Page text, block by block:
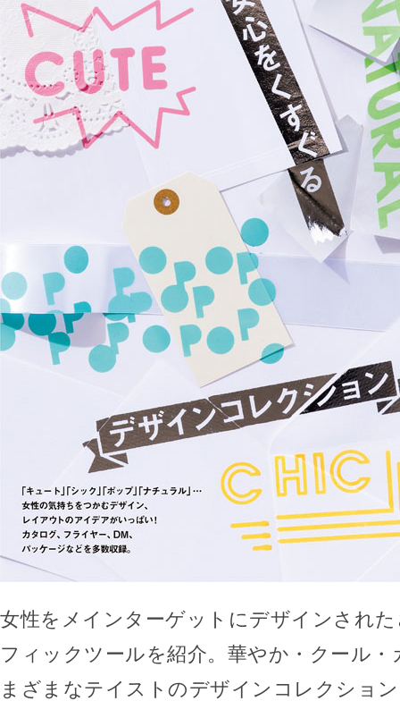
女性をメインターゲットにデザインされ
フィックツールを紹介。華やか・クール・
まざまなテイストのデザインコレクショ